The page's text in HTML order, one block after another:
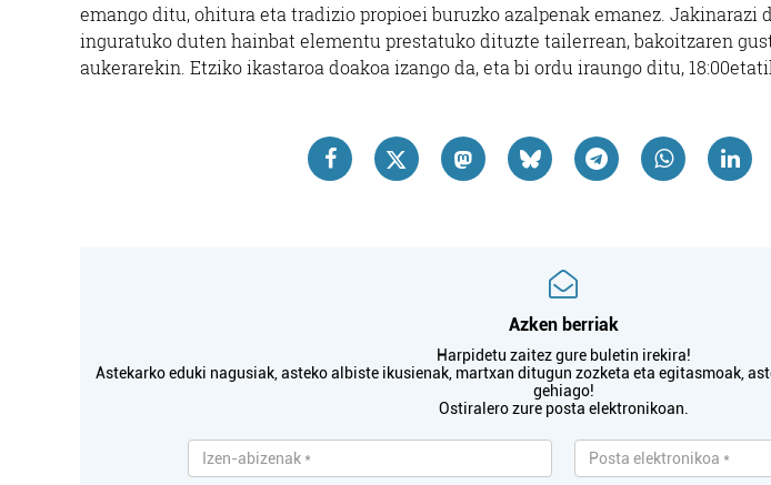
emango ditu, ohitura eta tradizio propioei buruzko azalpenak emanez. Jakinarazi
inguratuko duten hainbat elementu prestatuko dituzte tailerrean, bakoitzaren
aukerarekin. Etziko ikastaroa doakoa izango da, eta bi ordu iraungo ditu,
Azken berriak
Harpidetu zaitez gure buletin irekira!
Astekarko eduki nagusiak, asteko albiste ikusienak, martxan ditugun zozketa eta egitasmoak,
gehiago!
Ostiralero zure posta elektronikoan.